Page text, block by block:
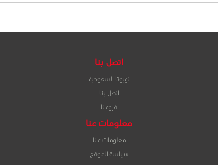
اتصل بنا
تويوتا السعودية
اتصل بنا
فروعنا
معلومات عنا
معلومات عنا
سياسة الموقع